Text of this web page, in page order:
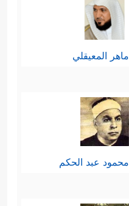
ماهر المعيقلي
محمود عبد الحكم